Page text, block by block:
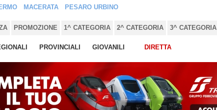
MACERATA PESARO URBINO
PROMOZIONE 1^ CATEGORIA 2^ CATEGORIA 3^ CATEGORIA
PROVINCIALI GIOVANILI DIRETTA